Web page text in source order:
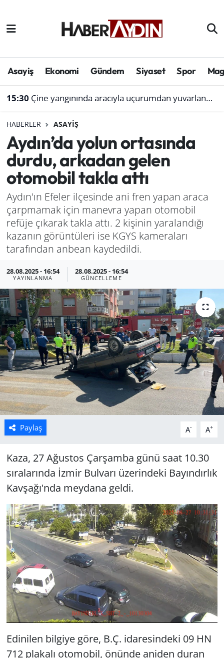
Asayiş Ekonomi Gündem Siyaset Spor
15:30 Çine yangınında aracıyla uçurumdan yuvarlanmıştı: Bol gelen korseden şikayetçi
HABERLER ASAYIŞ
Aydın’da yolun ortasında
durdu, arkadan gelen
otomobil takla attı
Aydın'ın Efeler ilçesinde ani fren yapan araca
çarpmamak için manevra yapan otomobil
refüje çıkarak takla attı. 2 kişinin yaralandığı
kazanın görüntüleri ise KGYS kameraları
tarafından anbean kaydedildi.
28.08.2025 - 16:54
YAYINLANMA
28.08.2025 - 16:54
GÜNCELLEME
Paylaş A- A+
Kaza, 27 Ağustos Çarşamba günü saat 10.30
sıralarında İzmir Bulvarı üzerindeki Bayındırlık
Kavşağı'nda meydana geldi.
Edinilen bilgiye göre, B.Ç. idaresindeki 09 HN
712 plakalı otomobil, önünde aniden duran
Afyonkarahisar
Çevre
Genel
Haber
Izmir
Kütahya
Manisa
Muğla
Politika
Uşak
Aydın Hava Durumu
Süper Lig Puan Durumu ve Fikstür
Son Dakika Haberleri
Haber Arşivi